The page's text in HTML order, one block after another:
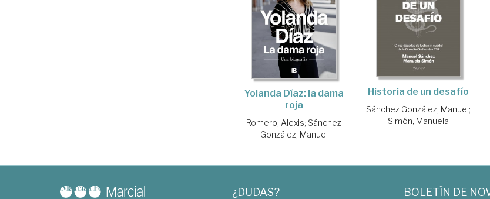
Yolanda Díaz: la dama
roja
Romero, Alexis; Sánchez
González, Manuel
Historia de un desafío
Sánchez González, Manuel;
Simón, Manuela
¿DUDAS? BOLETÍN DE